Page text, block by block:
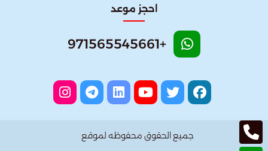
احجز موعد
+971565545661
جميع الحقوق محفوظه لموقع